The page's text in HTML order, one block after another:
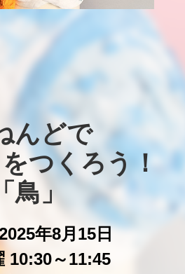
んどで
つくろう！
「鳥」
年8月15日
10:30～11:45